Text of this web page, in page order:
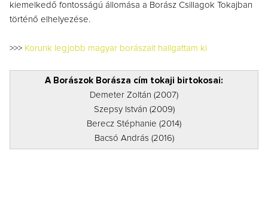
kiemelkedő fontosságú állomása a Borász Csillagok Tokajban
történő elhelyezése.
>>> Korunk legjobb magyar borászait hallgattam ki
A Borászok Borásza cím tokaji birtokosai:
Demeter Zoltán (2007)
Szepsy István (2009)
Berecz Stéphanie (2014)
Bacsó András (2016)